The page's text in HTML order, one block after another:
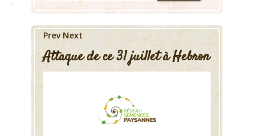
Prev Next
Attaque de ce 31 juillet à Hebron